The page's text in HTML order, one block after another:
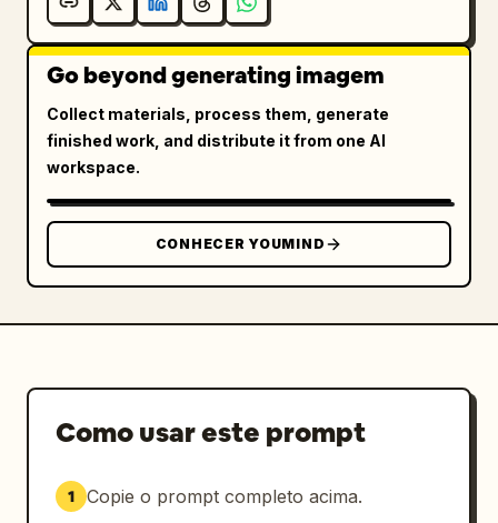
Go beyond generating imagem
Collect materials, process them, generate
finished work, and distribute it from one AI
workspace.
CONHECER YOUMIND
Como usar este prompt
1 Copie o prompt completo acima.